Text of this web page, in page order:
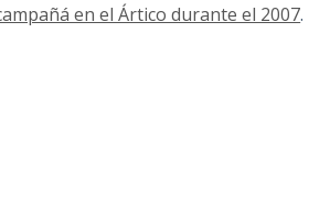
en el Ártico durante el 2007.